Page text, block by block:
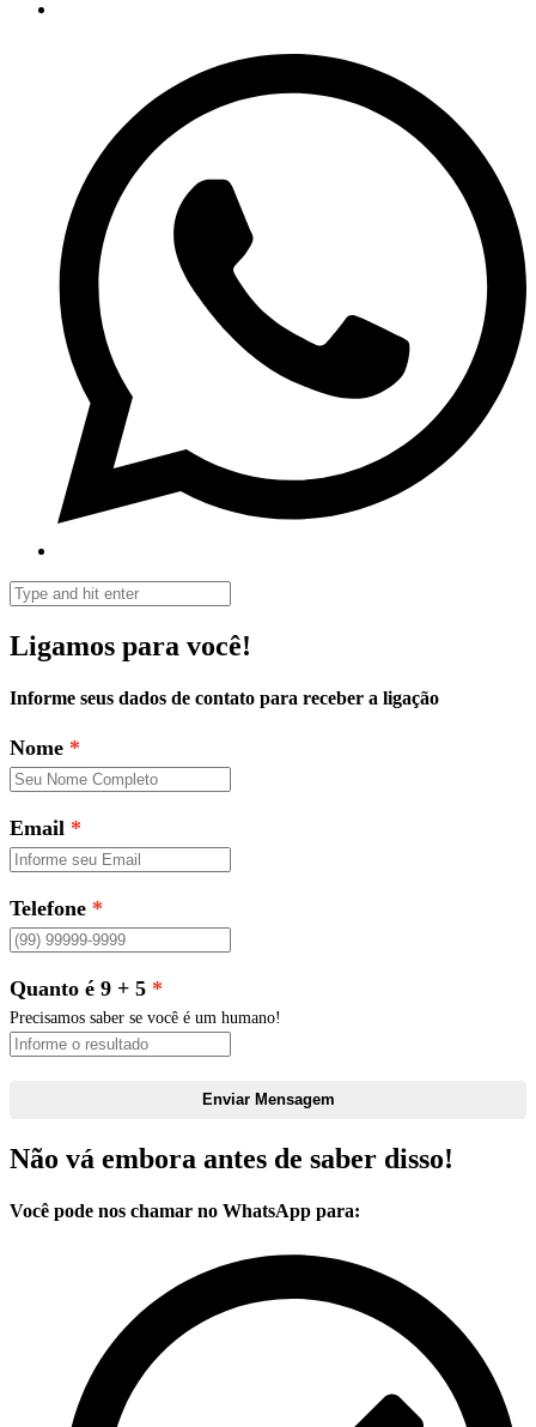
Ligamos para você!
Informe seus dados de contato para receber a ligação
Nome
Email
Telefone
Quanto é 9 + 5
Precisamos saber se você é um humano!
Enviar Mensagem
Não vá embora antes de saber disso!
Você pode nos chamar no WhatsApp para: